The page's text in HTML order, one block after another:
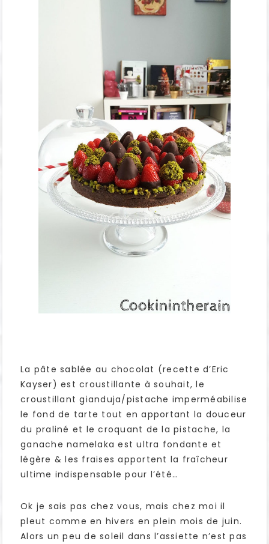
La pâte sablée au chocolat (recette d’Eric
Kayser) est croustillante à souhait, le
croustillant gianduja/pistache imperméabilise
le fond de tarte tout en apportant la douceur
du praliné et le croquant de la pistache, la
ganache namelaka est ultra fondante et
légère & les fraises apportent la fraîcheur
ultime indispensable pour l’été…
Ok je sais pas chez vous, mais chez moi il
pleut comme en hivers en plein mois de juin.
Alors un peu de soleil dans l’assiette n’est pas